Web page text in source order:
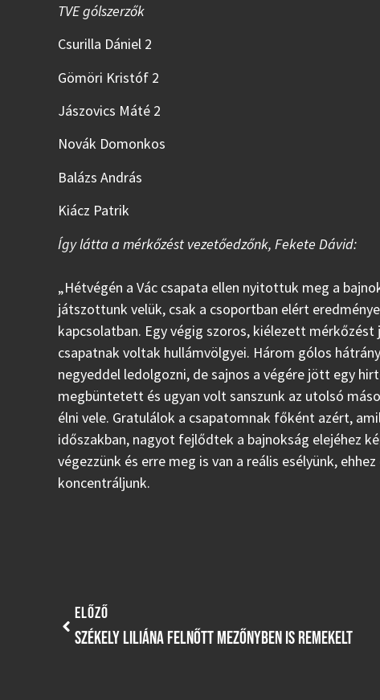
TVE gólszerzők
Csurilla Dániel 2
Gömöri Kristóf 2
Jászovics Máté 2
Novák Domonkos
Balázs András
Kiácz Patrik
Így látta a mérkőzést vezetőedzőnk, Fekete Dávid:
„Hétvégén a Vác csapata ellen nyitottuk meg a
játszottunk velük, csak a csoportban elért
kapcsolatban. Egy végig szoros, kiélezett
csapatnak voltak hullámvölgyei. Három gólos
negyeddel ledolgozni, de sajnos a végére jött egy
megbüntetett és ugyan volt sanszunk az utolsó
élni vele. Gratulálok a csapatomnak főként azért,
időszakban, nagyot fejlődtek a bajnokság elejéhez
végezzünk és erre meg is van a reális esélyünk,
koncentráljunk.
ELŐZŐ
SZÉKELY LILIÁNA FELNŐTT MEZŐNYBEN IS REMEKELT